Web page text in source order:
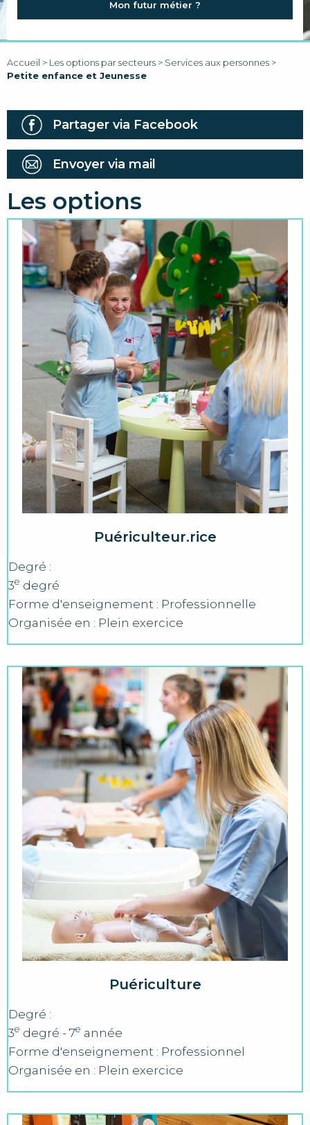
LIENS
Mon futur métier ?
Accueil > Les options par secteurs > Services aux personnes >
Petite enfance et Jeunesse
Partager via Facebook
Envoyer via mail
Les options
Puériculteur.rice
Degré :
3e degré
Forme d'enseignement : Professionnelle
Organisée en : Plein exercice
Puériculture
Degré :
3e degré - 7e année
Forme d'enseignement : Professionnel
Organisée en : Plein exercice